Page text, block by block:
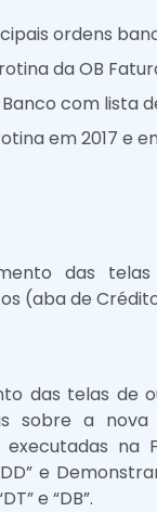
ordens
da OB
com lista
em 2017 e
das
(aba de
das telas de
sobre a
e
e “DB”.